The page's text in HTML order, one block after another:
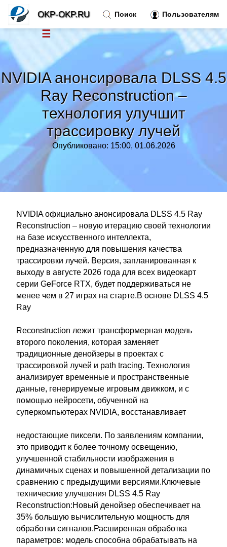
NVIDIA анонсировала DLSS 4.5
Ray Reconstruction –
технология улучшит
трассировку лучей
Опубликовано: 15:00, 01.06.2026
NVIDIA официально анонсировала DLSS 4.5 Ray
Reconstruction – новую итерацию своей технологии
на базе искусственного интеллекта,
предназначенную для повышения качества
трассировки лучей. Версия, запланированная к
выходу в августе 2026 года для всех видеокарт
серии GeForce RTX, будет поддерживаться не
менее чем в 27 играх на старте.В основе DLSS 4.5
Ray
Reconstruction лежит трансформерная модель
второго поколения, которая заменяет
традиционные денойзеры в проектах с
трассировкой лучей и path tracing. Технология
анализирует временные и пространственные
данные, генерируемые игровым движком, и с
помощью нейросети, обученной на
суперкомпьютерах NVIDIA, восстанавливает
недостающие пиксели. По заявлениям компании,
это приводит к более точному освещению,
улучшенной стабильности изображения в
динамичных сценах и повышенной детализации по
сравнению с предыдущими версиями.Ключевые
технические улучшения DLSS 4.5 Ray
Reconstruction:Новый денойзер обеспечивает на
35% большую вычислительную мощность для
обработки сигналов.Расширенная обработка
параметров: модель способна обрабатывать на
Поиск Пользователям
OKP-OKP.RU
☰
Тренды новостей»
Рубрики»
Правила »